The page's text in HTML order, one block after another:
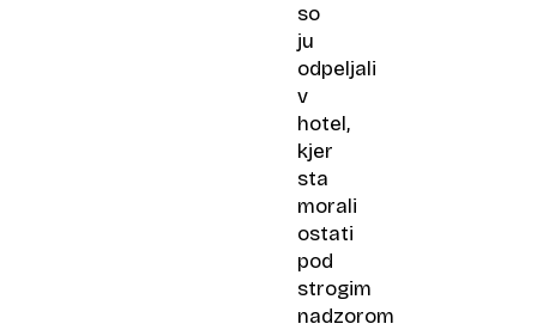
so
ju
odpeljali
v
hotel,
kjer
sta
morali
ostati
pod
strogim
nadzorom